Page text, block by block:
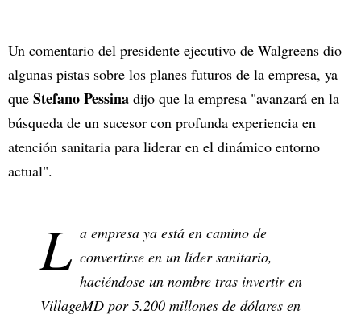
Un comentario del presidente ejecutivo de Walgreens dio
algunas pistas sobre los planes futuros de la empresa, ya
que Stefano Pessina dijo que la empresa "avanzará en la
búsqueda de un sucesor con profunda experiencia en
atención sanitaria para liderar en el dinámico entorno
actual".
L a empresa ya está en camino de
convertirse en un líder sanitario,
haciéndose un nombre tras invertir en
VillageMD por 5.200 millones de dólares en